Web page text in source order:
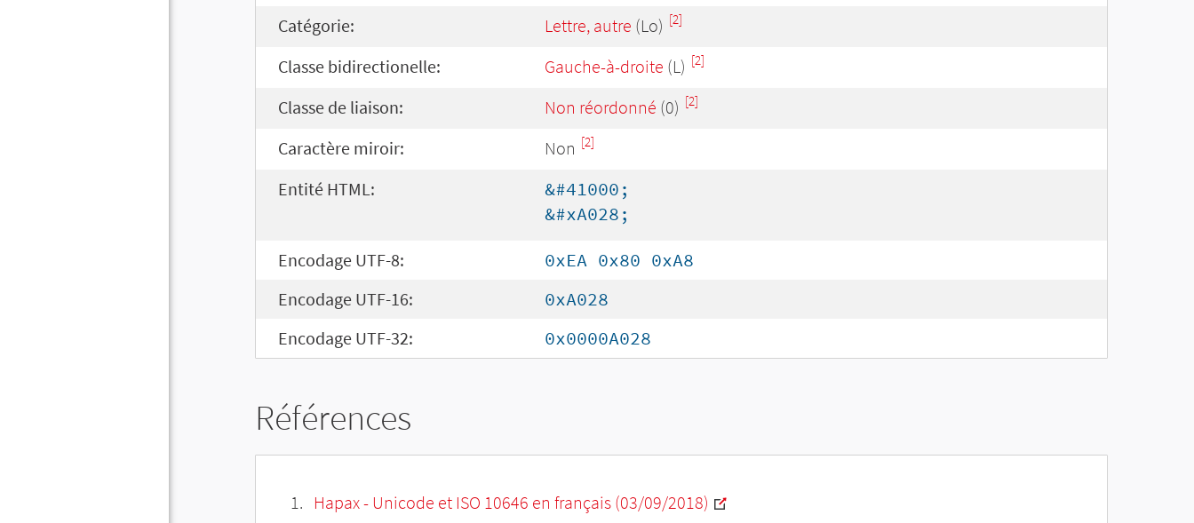
Catégorie: Lettre, autre (Lo) [2]
Classe bidirectionelle: Gauche-à-droite (L) [2]
Classe de liaison: Non réordonné (0) [2]
Caractère miroir: Non [2]
Entité HTML:
&#41000;
&#xA028;
Encodage UTF-8:
0xEA 0x80 0xA8
Encodage UTF-16:
0xA028
Encodage UTF-32:
0x0000A028
Références
Hapax - Unicode et ISO 10646 en français (03/09/2018)